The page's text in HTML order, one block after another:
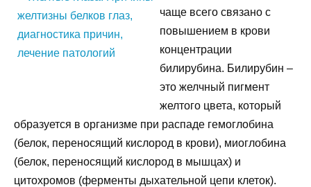
чаще всего связано с
повышением в крови
концентрации
билирубина. Билирубин –
это желчный пигмент
желтого цвета, который
образуется в организме при распаде гемоглобина
(белок, переносящий кислород в крови), миоглобина
(белок, переносящий кислород в мышцах) и
цитохромов (ферменты дыхательной цепи клеток).